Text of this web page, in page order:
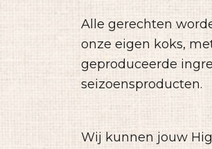
Alle gerechten
onze eigen koks,
geproduceerde
seizoensproducten.
Wij kunnen jouw